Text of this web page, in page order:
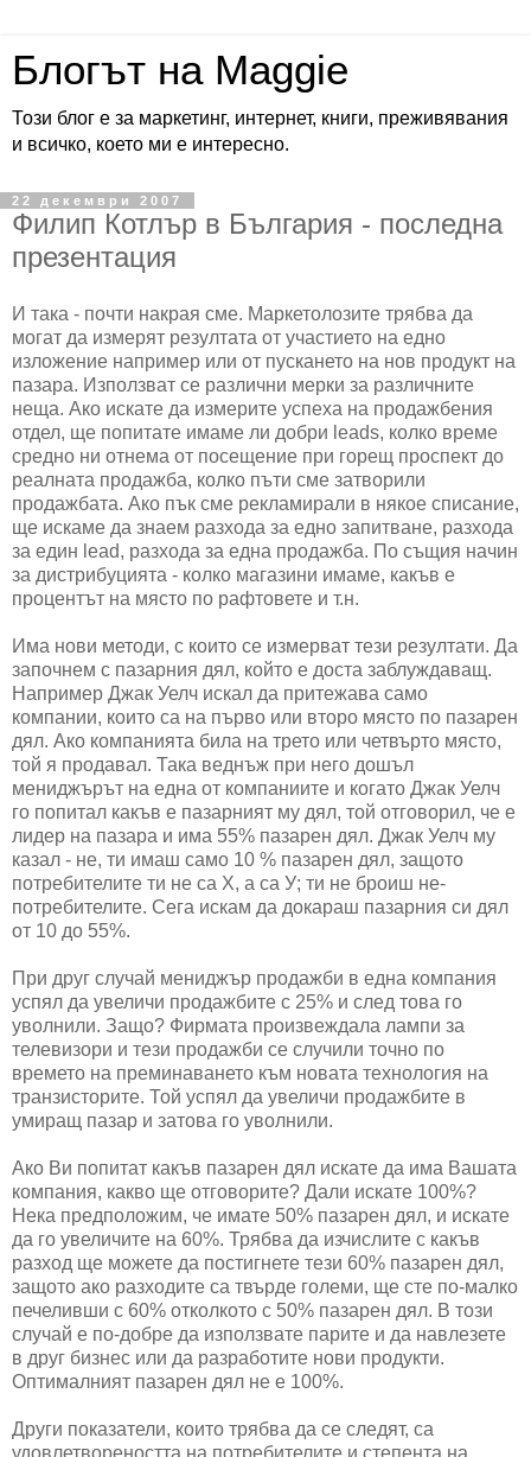
Блогът на Maggie
Този блог е за маркетинг, интернет, книги, преживявания
и всичко, което ми е интересно.
22 декември 2007
Филип Котлър в България - последна
презентация
И така - почти накрая сме. Маркетолозите трябва да
могат да измерят резултата от участието на едно
изложение например или от пускането на нов продукт на
пазара. Използват се различни мерки за различните
неща. Ако искате да измерите успеха на продажбения
отдел, ще попитате имаме ли добри leads, колко време
средно ни отнема от посещение при горещ проспект до
реалната продажба, колко пъти сме затворили
продажбата. Ако пък сме рекламирали в някое списание,
ще искаме да знаем разхода за едно запитване, разхода
за един lead, разхода за една продажба. По същия начин
за дистрибуцията - колко магазини имаме, какъв е
процентът на място по рафтовете и т.н.
Има нови методи, с които се измерват тези резултати. Да
започнем с пазарния дял, който е доста заблуждаващ.
Например Джак Уелч искал да притежава само
компании, които са на първо или второ място по пазарен
дял. Ако компанията била на трето или четвърто място,
той я продавал. Така веднъж при него дошъл
мениджърът на една от компаниите и когато Джак Уелч
го попитал какъв е пазарният му дял, той отговорил, че е
лидер на пазара и има 55% пазарен дял. Джак Уелч му
казал - не, ти имаш само 10 % пазарен дял, защото
потребителите ти не са Х, а са У; ти не броиш не-
потребителите. Сега искам да докараш пазарния си дял
от 10 до 55%.
При друг случай мениджър продажби в една компания
успял да увеличи продажбите с 25% и след това го
уволнили. Защо? Фирмата произвеждала лампи за
телевизори и тези продажби се случили точно по
времето на преминаването към новата технология на
транзисторите. Той успял да увеличи продажбите в
умиращ пазар и затова го уволнили.
Ако Ви попитат какъв пазарен дял искате да има Вашата
компания, какво ще отговорите? Дали искате 100%?
Нека предположим, че имате 50% пазарен дял, и искате
да го увеличите на 60%. Трябва да изчислите с какъв
разход ще можете да постигнете тези 60% пазарен дял,
защото ако разходите са твърде големи, ще сте по-малко
печеливши с 60% отколкото с 50% пазарен дял. В този
случай е по-добре да използвате парите и да навлезете
в друг бизнес или да разработите нови продукти.
Оптималният пазарен дял не е 100%.
Други показатели, които трябва да се следят, са
удовлетвореността на потребителите и степента на